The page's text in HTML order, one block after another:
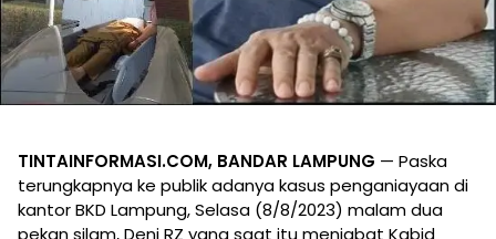
TINTAINFORMASI.COM, BANDAR LAMPUNG — Paska
terungkapnya ke publik adanya kasus penganiayaan di
kantor BKD Lampung, Selasa (8/8/2023) malam dua
pekan silam, Deni RZ yang saat itu menjabat Kabid